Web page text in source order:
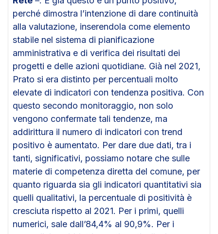
perché dimostra l’intenzione di dare continuità
alla valutazione, inserendola come elemento
stabile nel sistema di pianificazione
amministrativa e di verifica dei risultati dei
progetti e delle azioni quotidiane. Già nel 2021,
Prato si era distinto per percentuali molto
elevate di indicatori con tendenza positiva. Con
questo secondo monitoraggio, non solo
vengono confermate tali tendenze, ma
addirittura il numero di indicatori con trend
positivo è aumentato. Per dare due dati, tra i
tanti, significativi, possiamo notare che sulle
materie di competenza diretta del comune, per
quanto riguarda sia gli indicatori quantitativi sia
quelli qualitativi, la percentuale di positività è
cresciuta rispetto al 2021. Per i primi, quelli
numerici, sale dall’84,4% al 90,9%. Per i